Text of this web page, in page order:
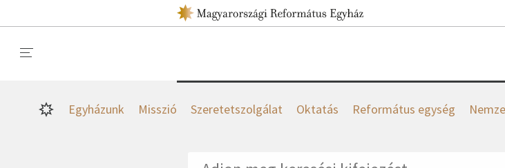
Egyházunk Misszió Szeretetszolgálat Oktatás Református egység